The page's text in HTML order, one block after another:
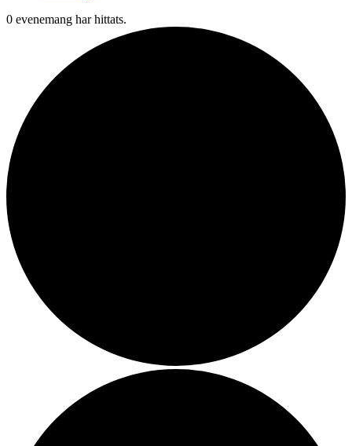
0 evenemang har hittats.